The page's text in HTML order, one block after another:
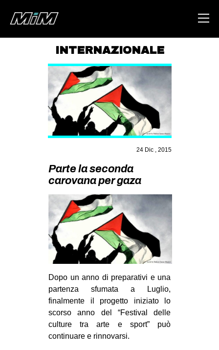
ABOUT
AREA
DEGENERAZIONE
GAZA FREESTYLE
MSM
STUDENTI TSUNAMI
ZAM
MILANO
MOBILITAZIONI
SPAZI
SPORT POPOLARE
AMBIENTE
ANTIFASCISMO
INTERNAZIONALE
24 Dic , 2015
Parte la seconda
carovana per gaza
Dopo un anno di preparativi e una
partenza sfumata a Luglio,
finalmente il progetto iniziato lo
scorso anno del “Festival delle
culture tra arte e sport” può
continuare e rinnovarsi.